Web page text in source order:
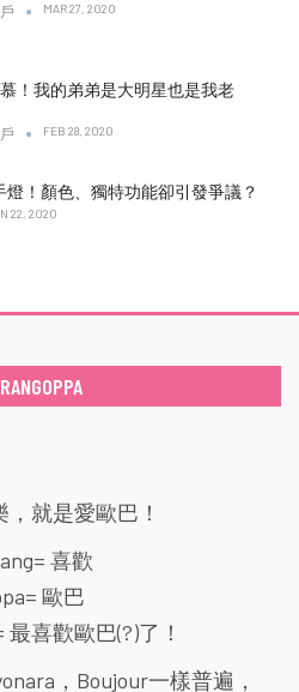
MAR 27, 2020
！我的弟弟是大明星也是我老
FEB 28, 2020
燈！顏色、獨特功能卻引發爭議？
22, 2020
就是愛歐巴！
喜歡
歐巴
最喜歡歐巴(?)了！
，Boujour一樣普遍，